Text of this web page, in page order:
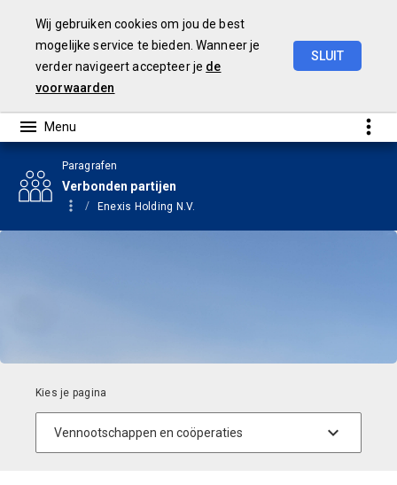
Wij gebruiken cookies om jou de best
mogelijke service te bieden. Wanneer je
verder navigeert accepteer je de
voorwaarden
SLUIT
Paragrafen
Verbonden partijen
Enexis Holding N.V.